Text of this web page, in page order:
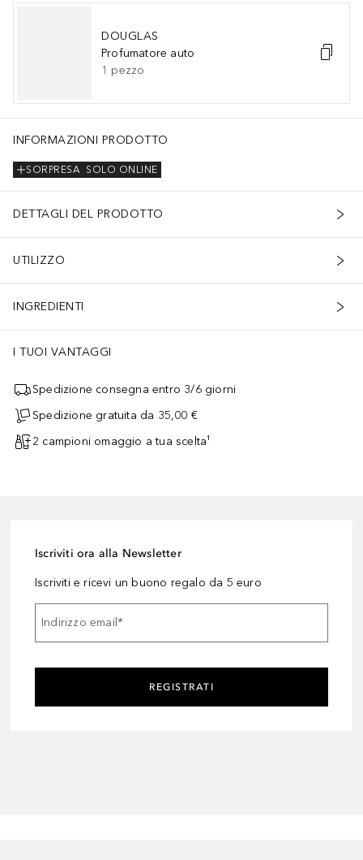
DOUGLAS
Profumatore auto
1 pezzo
INFORMAZIONI PRODOTTO
SOLO ONLINE
SORPRESA
DETTAGLI DEL PRODOTTO
UTILIZZO
INGREDIENTI
I TUOI VANTAGGI
Spedizione consegna entro 3/6 giorni
Spedizione gratuita da 35,00 €
2 campioni omaggio a tua scelta¹
Iscriviti ora alla Newsletter
Iscriviti e ricevi un buono regalo da 5 euro
Indirizzo email*
REGISTRATI